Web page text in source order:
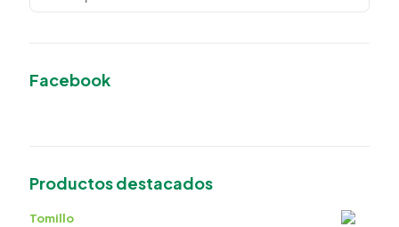
Facebook
Productos destacados
Tomillo